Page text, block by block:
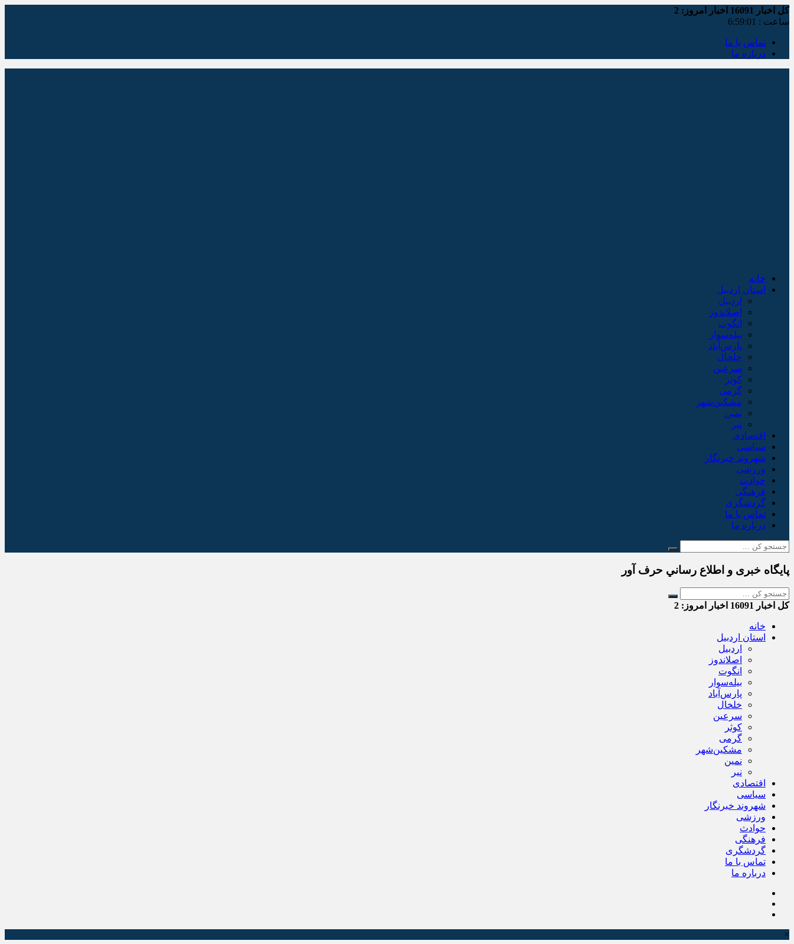
کل اخبار اخبار امروز: 2
ساعت : 6:59:02
تماس با ما
درباره ما
خانه
استان اردبیل
اردبیل
اصلاندوز
انگوت
بیله‌سوار
پارس‌آباد
خلخال
سرعین
کوثر
گرمی
مشکین‌شهر
نمین
نیر
اقتصادی
سیاسی
شهروند خبرنگار
ورزشی
حوادث
فرهنگی
گردشگری
تماس با ما
درباره ما
پایگاه خبری و اطلاع رساني حرف آور
کل اخبار اخبار امروز: 2
خانه
استان اردبیل
اردبیل
اصلاندوز
انگوت
بیله‌سوار
پارس‌آباد
خلخال
سرعین
کوثر
گرمی
مشکین‌شهر
نمین
نیر
اقتصادی
سیاسی
شهروند خبرنگار
ورزشی
حوادث
فرهنگی
گردشگری
تماس با ما
درباره ما
×